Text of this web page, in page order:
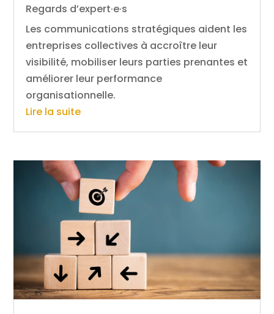
Regards d’expert·e·s
Les communications stratégiques aident les
entreprises collectives à accroître leur
visibilité, mobiliser leurs parties prenantes et
améliorer leur performance
organisationnelle.
Lire la suite